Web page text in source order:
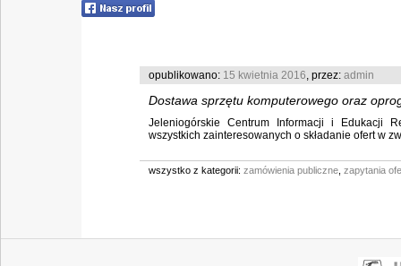
opublikowano: 15 kwietnia 2016, przez: admin
Dostawa sprzętu komputerowego oraz
Jeleniogórskie Centrum Informacji i Edukacji
wszystkich zainteresowanych o składanie ofert w
wszystko z kategorii: zamówienia publiczne zapytania